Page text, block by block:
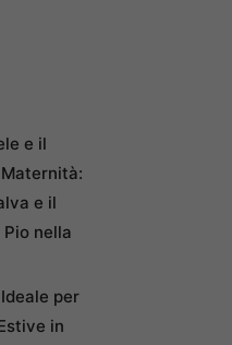
e il
e il
Pio nella
per
in